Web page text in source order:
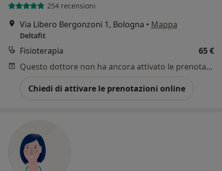
254 recensioni
Via Libero Bergonzoni 1, Bologna • Mappa
Deltafit
Fisioterapia
65 €
Questo dottore non ha ancora attivato le prenotazioni online presso questo indirizzo.
Chiedi di attivare le prenotazioni online